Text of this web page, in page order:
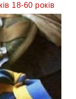
18-60 років